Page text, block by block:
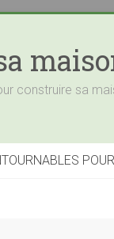
construire sa